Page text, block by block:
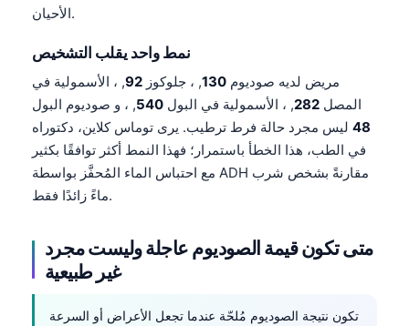
الأحيان.
نمط واحد يقلب التشخيص
مريض لديه صوديوم 130, ، جلوكوز 92, ، الأسمولية في
المصل 282, ، الأسمولية في البول 540, ، و صوديوم البول
48 ليس مجرد حالة فرط ترطيب. يرى توماس كلاين، دكتوراه
في الطب، هذا الخطأ باستمرار؛ فهذا النمط أكثر توافقًا بكثير
مع احتباس الماء المُحفَّز بواسطة ADH مقارنةً بشخص شرب
ماءً زائدًا فقط.
متى تكون قيمة الصوديوم عاجلة وليست مجرد
غير طبيعية
تكون نتيجة الصوديوم مُلحّة عندما تجعل الأعراض أو السرعة
অসমীয়া
Galego
Latviešu valoda
Euskara
Gàidhlig
Occitan
العربية المغربية
Afrikaans